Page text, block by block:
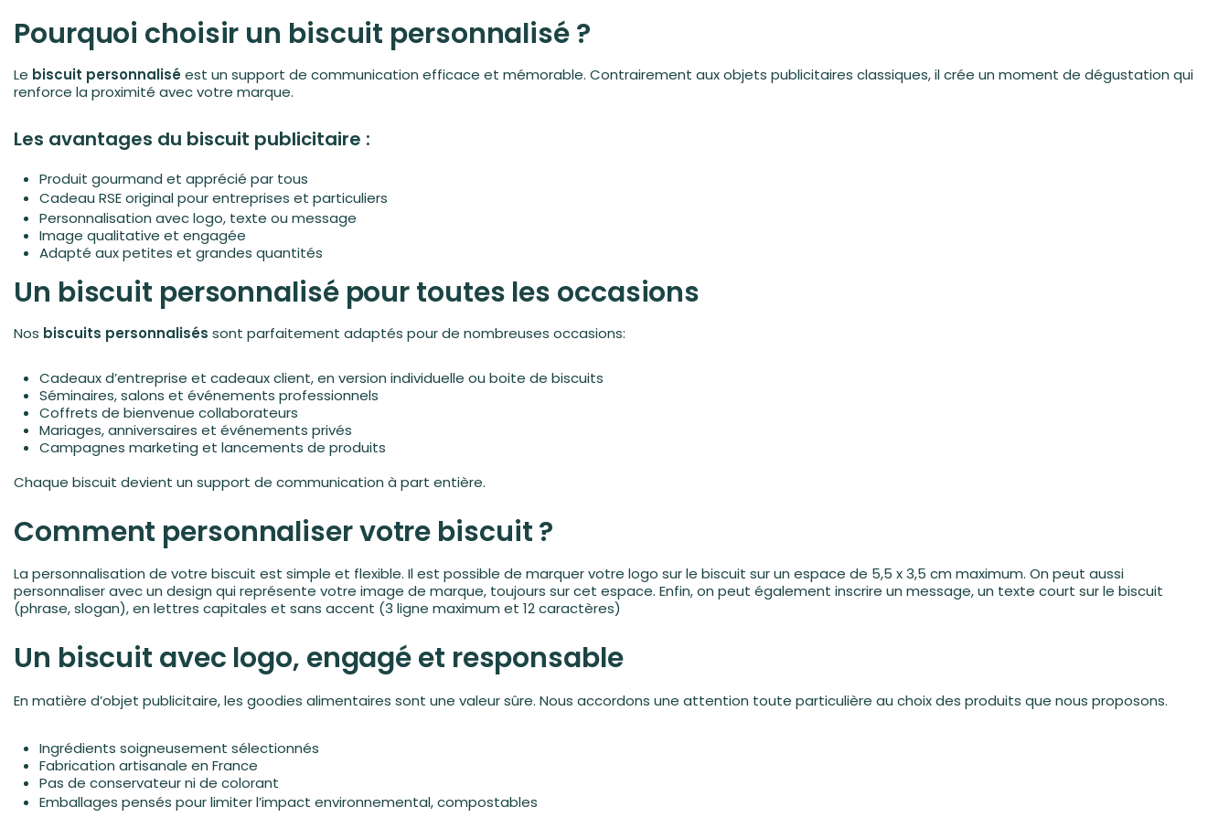
Pourquoi choisir un biscuit personnalisé ?
Le biscuit personnaliséest un support de communication efficace et mémorable. Contrairement aux objets publicitaires classiques, il crée un moment de dégustation qui
renforce la proximité avec votre marque.
Les avantages du biscuit publicitaire :
Produit gourmand et apprécié par tous
Cadeau RSE originalpour entreprises et particuliers
Personnalisation avec logo, texte ou message
Image qualitative et engagée
Adapté aux petites et grandes quantités
Un biscuit personnalisé pour toutes les occasions
Nos biscuits personnalisés sont parfaitement adaptés pour de nombreuses occasions:
Cadeaux d’entreprise et cadeaux client, en version individuelle ou boite de biscuits
Séminaires, salons et événements professionnels
Coffrets de bienvenue collaborateurs
Mariages, anniversaires et événements privés
Campagnes marketing et lancements de produits
Chaque biscuit devient un support de communication à part entière.
Comment personnaliser votre biscuit ?
La personnalisation de votre biscuit est simple et flexible. Il est possible de marquer votre logo sur le biscuit sur un espace de 5,5 x 3,5 cm maximum. On peut aussi
personnaliser avec un design qui représente votre image de marque, toujours sur cet espace. Enfin, on peut également inscrire un message, un texte court sur le biscuit
(phrase, slogan), en lettres capitales et sans accent (3 ligne maximum et 12 caractères)
Un biscuit avec logo, engagé et responsable
En matière d’objet publicitaire, les goodies alimentaires sont une valeur sûre. Nous accordons une attention toute particulière au choix des produits que nous proposons.
Ingrédients soigneusement sélectionnés
Fabrication artisanale en France
Pas de conservateur ni de colorant
Emballages pensés pour limiter l’impact environnemental,compostables